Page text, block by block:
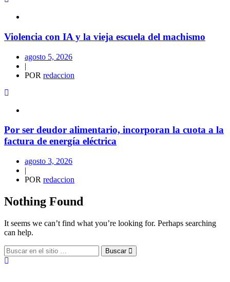
Violencia con IA y la vieja escuela del machismo
agosto 5, 2026
|
POR redaccion
Por ser deudor alimentario, incorporan la cuota a la
factura de energía eléctrica
agosto 3, 2026
|
POR redaccion
Nothing Found
It seems we can’t find what you’re looking for. Perhaps searching
can help.
Buscar